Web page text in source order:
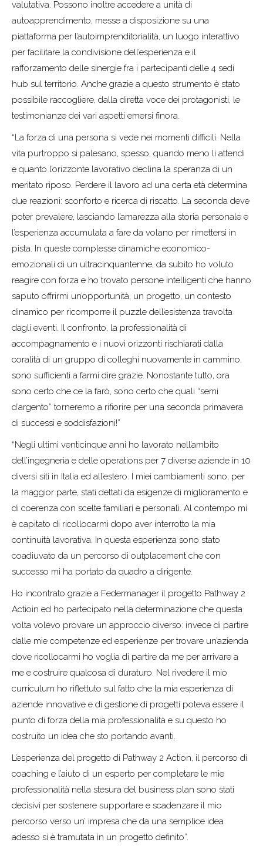
valutativa. Possono inoltre accedere a unità di
autoapprendimento, messe a disposizione su una
piattaforma per l’autoimprenditorialità, un luogo interattivo
per facilitare la condivisione dell’esperienza e il
rafforzamento delle sinergie fra i partecipanti delle 4 sedi
hub sul territorio. Anche grazie a questo strumento è stato
possibile raccogliere, dalla diretta voce dei protagonisti, le
testimonianze dei vari aspetti emersi finora.
“La forza di una persona si vede nei momenti difficili. Nella
vita purtroppo si palesano, spesso, quando meno li attendi
e quanto l’orizzonte lavorativo declina la speranza di un
meritato riposo. Perdere il lavoro ad una certa età determina
due reazioni: sconforto e ricerca di riscatto. La seconda deve
poter prevalere, lasciando l’amarezza alla storia personale e
l’esperienza accumulata a fare da volano per rimettersi in
pista. In queste complesse dinamiche economico-
emozionali di un ultracinquantenne, da subito ho voluto
reagire con forza e ho trovato persone intelligenti che hanno
saputo offrirmi un’opportunità, un progetto, un contesto
dinamico per ricomporre il puzzle dell’esistenza travolta
dagli eventi. Il confronto, la professionalità di
accompagnamento e i nuovi orizzonti rischiarati dalla
coralità di un gruppo di colleghi nuovamente in cammino,
sono sufficienti a farmi dire grazie. Nonostante tutto, ora
sono certo che ce la farò, sono certo che quali “semi
d’argento” torneremo a rifiorire per una seconda primavera
di successi e soddisfazioni!”
“Negli ultimi venticinque anni ho lavorato nell’ambito
dell’ingegneria e delle operations per 7 diverse aziende in 10
diversi siti in Italia ed all’estero. I miei cambiamenti sono, per
la maggior parte, stati dettati da esigenze di miglioramento e
di coerenza con scelte familiari e personali. Al contempo mi
è capitato di ricollocarmi dopo aver interrotto la mia
continuità lavorativa. In questa esperienza sono stato
coadiuvato da un percorso di outplacement che con
successo mi ha portato da quadro a dirigente.
Ho incontrato grazie a Federmanager il progetto Pathway 2
Actioin ed ho partecipato nella determinazione che questa
volta volevo provare un approccio diverso: invece di partire
dalle mie competenze ed esperienze per trovare un’azienda
dove ricollocarmi ho voglia di partire da me per arrivare a
me e costruire qualcosa di duraturo. Nel rivedere il mio
curriculum ho riflettuto sul fatto che la mia esperienza di
aziende innovative e di gestione di progetti poteva essere il
punto di forza della mia professionalità e su questo ho
costruito un idea che sto portando avanti.
L’esperienza del progetto di Pathway 2 Action, il percorso di
coaching e l’aiuto di un esperto per completare le mie
professionalità nella stesura del business plan sono stati
decisivi per sostenere supportare e scadenzare il mio
percorso verso un’ impresa che da una semplice idea
adesso si è tramutata in un progetto definito”.